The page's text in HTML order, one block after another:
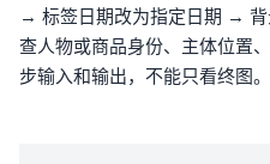
→ 标签日期改为指定日期 →
查人物或商品身份、主体位置
步输入和输出，不能只看终图。